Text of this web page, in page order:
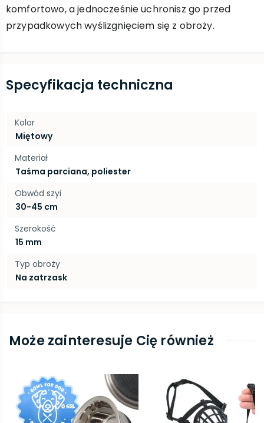
komfortowo, a jednocześnie uchronisz go przed
przypadkowych wyślizgnięciem się z obroży.
Specyfikacja techniczna
Kolor
Miętowy
Materiał
Taśma parciana, poliester
Obwód szyi
30-45 cm
Szerokość
15 mm
Typ obroży
Na zatrzask
Może zainteresuje Cię również